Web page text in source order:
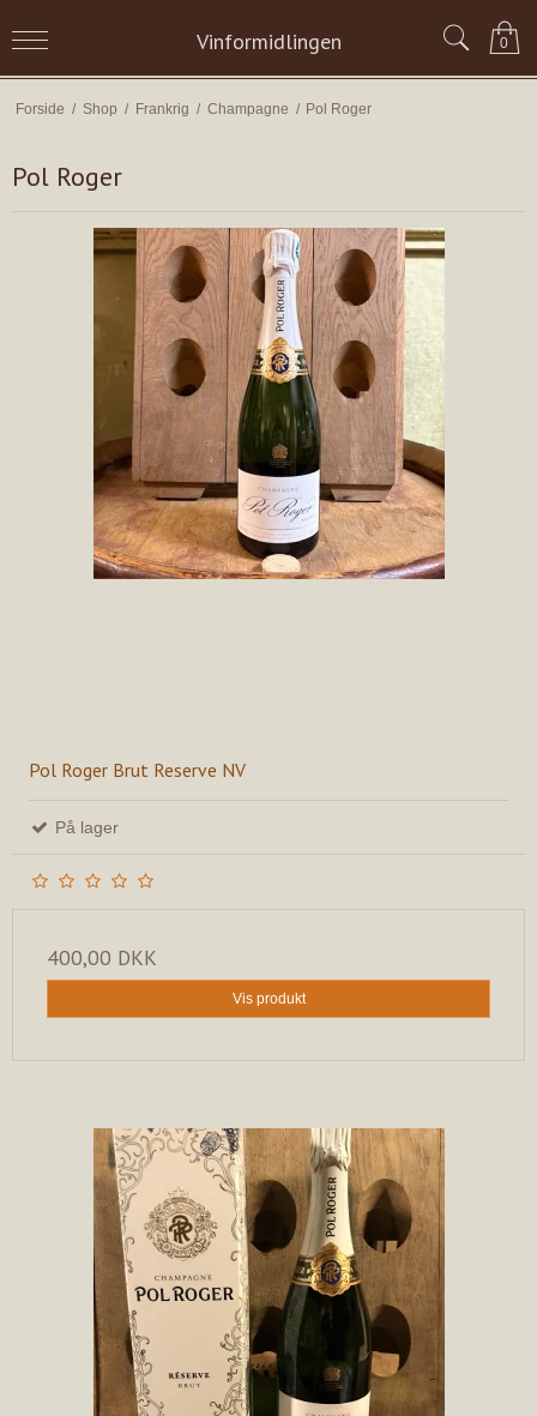
Vinformidlingen 0
Forside / Shop / Frankrig / Champagne / Pol Roger
Pol Roger
Pol Roger Brut Reserve NV
På lager
400,00 DKK
Vis produkt